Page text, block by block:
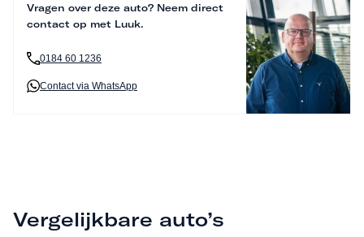
S05AU: Driving Assistant Professional
S05DW: Parking Assistant Professional
S02VR: Adaptief onderstel met luchtvering voor en achter
S02VH: Integral Active Steering
S0407: Glazen panoramadak Sky Lounge
Vragen over deze auto? Neem direct
contact op met Luuk.
0184 60 1236
Contact via WhatsApp
Vergelijkbare auto’s